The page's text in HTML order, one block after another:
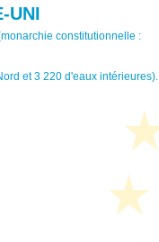
UNI
constitutionnelle :
et 3 220 d'eaux intérieures).